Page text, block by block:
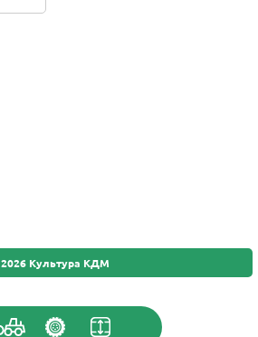
2026 Культура КДМ